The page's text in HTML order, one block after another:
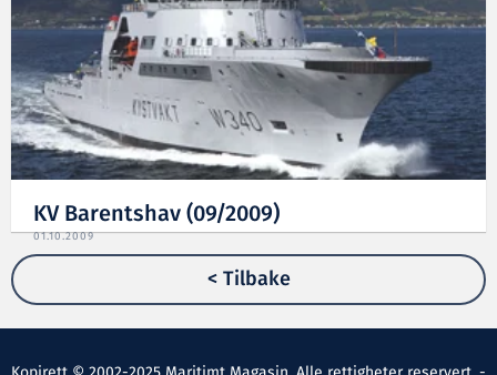
KV Barentshav (09/2009)
01.10.2009
< Tilbake